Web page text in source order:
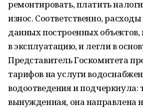
ремонтировать, платить
износ. Соответственно,
данных построенных
в эксплуатацию, и легли в
Представитель Госкомитета
тарифов на услуги
водоотведения и подчеркнула:
вынужденная, она направлена